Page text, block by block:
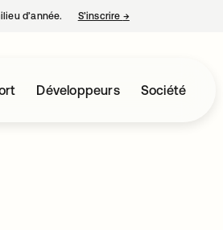
d’année. S’inscrire →s’ouvre dans un
Développeurs Société